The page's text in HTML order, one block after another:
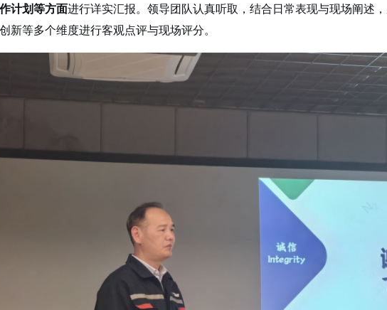
计划等方面进行详实汇报。领导团队认真听取，结合日常表现与现场阐述
新等多个维度进行客观点评与现场评分。